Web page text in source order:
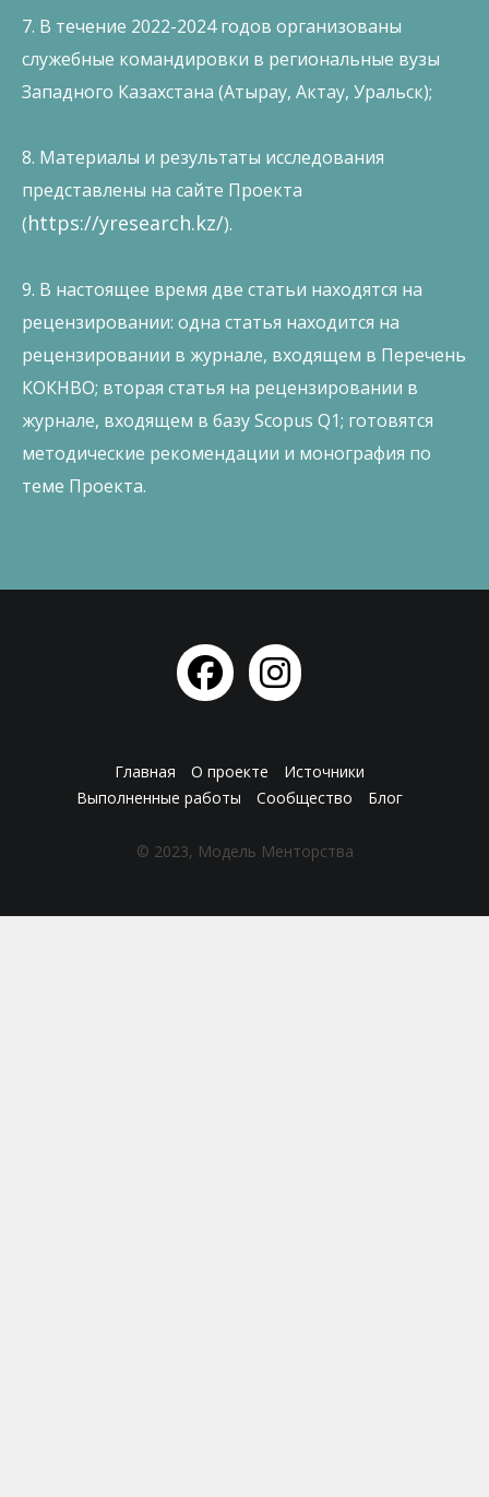
7. В течение 2022-2024 годов организованы
служебные командировки в региональные вузы
Западного Казахстана (Атырау, Актау, Уральск);
8. Материалы и результаты исследования
представлены на сайте Проекта
(https://yresearch.kz/).
9. В настоящее время две статьи находятся на
рецензировании: одна статья находится на
рецензировании в журнале, входящем в Перечень
КОКНВО; вторая статья на рецензировании в
журнале, входящем в базу Scopus Q1; готовятся
методические рекомендации и монография по
теме Проекта.
Главная О проекте
Источники
Выполненные работы
Сообщество Блог
© 2023, Модель Менторства